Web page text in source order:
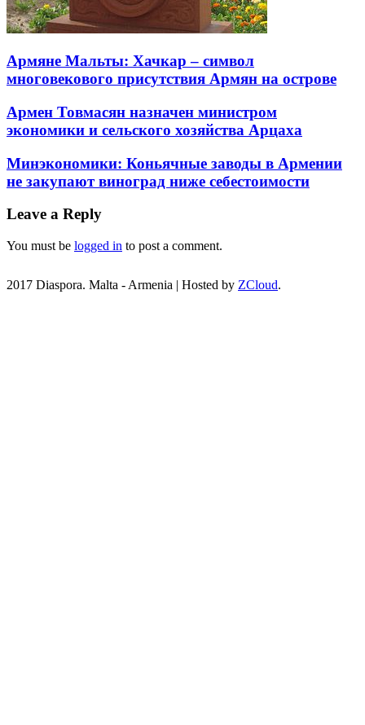
Армяне Мальты: Хачкар – символ
многовекового присутствия Армян на острове
Армен Товмасян назначен министром
экономики и сельского хозяйства Арцаха
Минэкономики: Коньячные заводы в Армении
не закупают виноград ниже себестоимости
Leave a Reply
You must be logged in to post a comment.
2017 Diaspora. Malta - Armenia | Hosted by ZCloud.